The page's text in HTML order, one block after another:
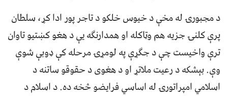
د مجبورۍ له مخې د خیوس خلکو د تاجر پور ادا کړ، سلطان
پرې کلنۍ جزیه هم وټاکله او همدارنګه یې د هغو کښتيو تاوان
ترې واخیست چې د جګړې په لومړۍ مرحله کې ډوبې شوې
وې. بېشکه د رعیت ملاتړ او د هغوی د حقوقو ساتنه د
اسلامي امپراتورۍ له اساسي فرایضو څخه ده. د اسلام د